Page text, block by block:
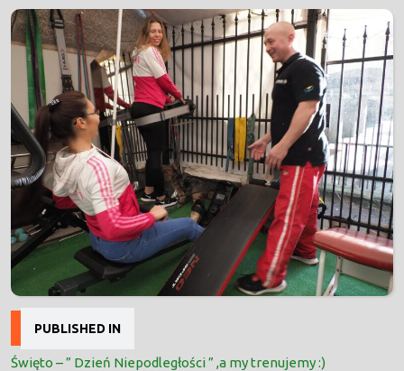
Nawigacja
wpisu
PUBLISHED IN
Święto – ” Dzień Niepodległości ” ,a my trenujemy :)